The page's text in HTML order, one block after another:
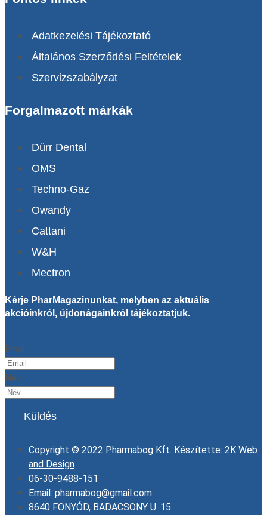
Adatkezelési Tájékoztató
Általános Szerződési Feltételek
Szervizszabályzat
Forgalmazott márkák
Dürr Dental
OMS
Techno-Gaz
Owandy
Cattani
W&H
Mectron
Kérje PharMagazinunkat, melyben az aktuális
akcióinkról, újdonágainkról tájékoztatjuk.
Email
Név
Küldés
Copyright © 2022 Pharmabog Kft. Készítette: 2K Web
and Design
06-30-9488-151
Email: pharmabog@gmail.com
8640 FONYÓD, BADACSONY U. 15.